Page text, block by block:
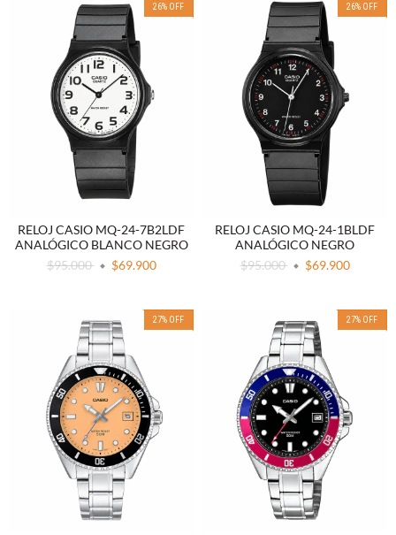
26% OFF
RELOJ CASIO MQ-24-7B2LDF
ANALÓGICO BLANCO NEGRO
$95.000
$69.900
26% OFF
RELOJ CASIO MQ-24-1BLDF
ANALÓGICO NEGRO
$95.000
$69.900
27% OFF 27% OFF